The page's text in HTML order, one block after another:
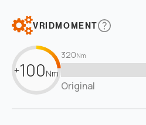
VRIDMOMENT
+100Nm
320Nm
Original